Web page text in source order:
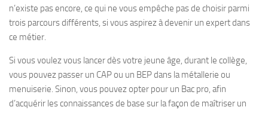
n’existe pas encore, ce qui ne vous empêche pas de choisir parmi
trois parcours différents, si vous aspirez à devenir un expert dans
ce métier.
Si vous voulez vous lancer dès votre jeune âge, durant le collège,
vous pouvez passer un CAP ou un BEP dans la métallerie ou
menuiserie. Sinon, vous pouvez opter pour un Bac pro, afin
d’acquérir les connaissances de base sur la façon de maîtriser un